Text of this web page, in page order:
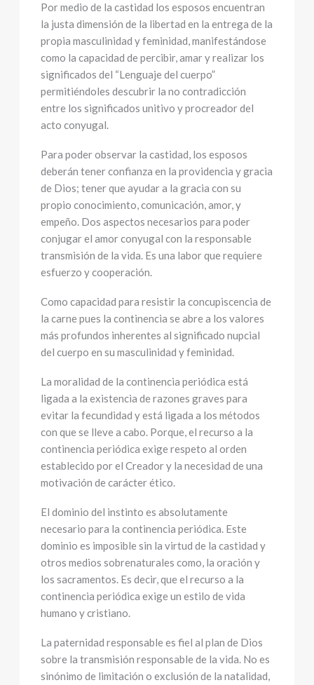
Por medio de la castidad los esposos encuentran
la justa dimensión de la libertad en la entrega de la
propia masculinidad y feminidad, manifestándose
como la capacidad de percibir, amar y realizar los
significados del “Lenguaje del cuerpo”
permitiéndoles descubrir la no contradicción
entre los significados unitivo y procreador del
acto conyugal.
Para poder observar la castidad, los esposos
deberán tener confianza en la providencia y gracia
de Dios; tener que ayudar a la gracia con su
propio conocimiento, comunicación, amor, y
empeño. Dos aspectos necesarios para poder
conjugar el amor conyugal con la responsable
transmisión de la vida. Es una labor que requiere
esfuerzo y cooperación.
Como capacidad para resistir la concupiscencia de
la carne pues la continencia se abre a los valores
más profundos inherentes al significado nupcial
del cuerpo en su masculinidad y feminidad.
La moralidad de la continencia periódica está
ligada a la existencia de razones graves para
evitar la fecundidad y está ligada a los métodos
con que se lleve a cabo. Porque, el recurso a la
continencia periódica exige respeto al orden
establecido por el Creador y la necesidad de una
motivación de carácter ético.
El dominio del instinto es absolutamente
necesario para la continencia periódica. Este
dominio es imposible sin la virtud de la castidad y
otros medios sobrenaturales como, la oración y
los sacramentos. Es decir, que el recurso a la
continencia periódica exige un estilo de vida
humano y cristiano.
La paternidad responsable es fiel al plan de Dios
sobre la transmisión responsable de la vida. No es
sinónimo de limitación o exclusión de la natalidad,